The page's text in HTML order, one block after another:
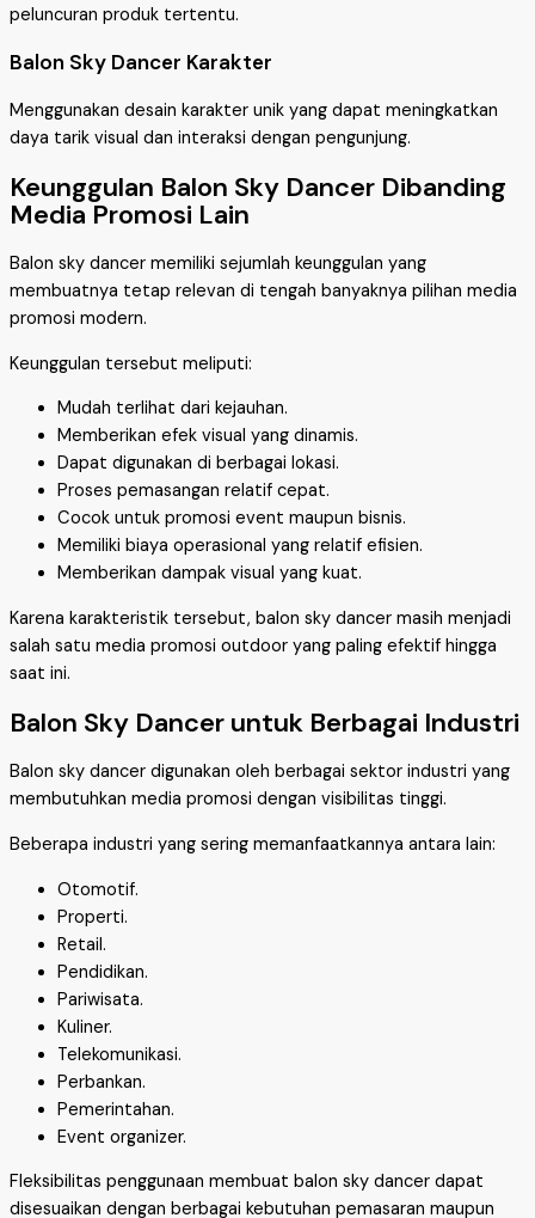
peluncuran produk tertentu.
Balon Sky Dancer Karakter
Menggunakan desain karakter unik yang dapat meningkatkan
daya tarik visual dan interaksi dengan pengunjung.
Keunggulan Balon Sky Dancer Dibanding
Media Promosi Lain
Balon sky dancer memiliki sejumlah keunggulan yang
membuatnya tetap relevan di tengah banyaknya pilihan media
promosi modern.
Keunggulan tersebut meliputi:
Mudah terlihat dari kejauhan.
Memberikan efek visual yang dinamis.
Dapat digunakan di berbagai lokasi.
Proses pemasangan relatif cepat.
Cocok untuk promosi event maupun bisnis.
Memiliki biaya operasional yang relatif efisien.
Memberikan dampak visual yang kuat.
Karena karakteristik tersebut, balon sky dancer masih menjadi
salah satu media promosi outdoor yang paling efektif hingga
saat ini.
Balon Sky Dancer untuk Berbagai Industri
Balon sky dancer digunakan oleh berbagai sektor industri yang
membutuhkan media promosi dengan visibilitas tinggi.
Beberapa industri yang sering memanfaatkannya antara lain:
Otomotif.
Properti.
Retail.
Pendidikan.
Pariwisata.
Kuliner.
Telekomunikasi.
Perbankan.
Pemerintahan.
Event organizer.
Fleksibilitas penggunaan membuat balon sky dancer dapat
disesuaikan dengan berbagai kebutuhan pemasaran maupun